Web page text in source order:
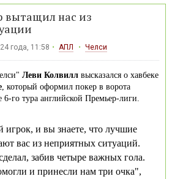
вытащил нас из
года, 11:58 АПЛ Челси
Леви Колвилл высказался о хавбеке
, который оформил покер в ворота
го тура английской Премьер-лиги.
и вы знаете, что лучшие
вас из неприятных ситуаций.
забив четыре важных гола.
и принесли нам три очка",